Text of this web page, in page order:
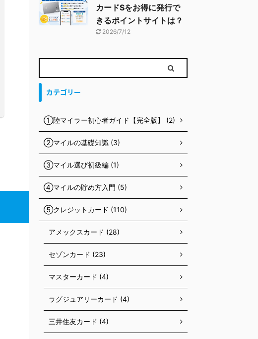
カードSをお得に発行で
きるポイントサイトは？
2026/7/12
カテゴリー
①陸マイラー初心者ガイド【完全版】 (2)
②マイルの基礎知識 (3)
③マイル選び初級編 (1)
④マイルの貯め方入門 (5)
⑤クレジットカード (110)
アメックスカード (28)
セゾンカード (23)
マスターカード (4)
ラグジュアリーカード (4)
三井住友カード (4)